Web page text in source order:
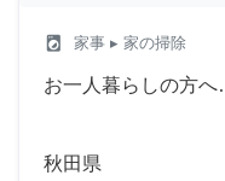
local_laundry_service 家事 ▸ 家の掃除
お一人暮らしの方
秋田県